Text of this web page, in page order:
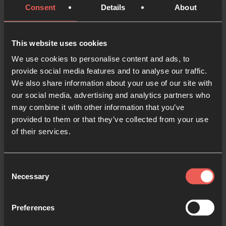
Consent Details About
This website uses cookies
We use cookies to personalise content and ads, to
provide social media features and to analyse our traffic.
We also share information about your use of our site with
our social media, advertising and analytics partners who
may combine it with other information that you’ve
provided to them or that they’ve collected from your use
of their services.
Selection
Necessary
Preferences
funciona o no (spoiler, creemos que sí), y cómo
preguntas
¡Muy pronto!